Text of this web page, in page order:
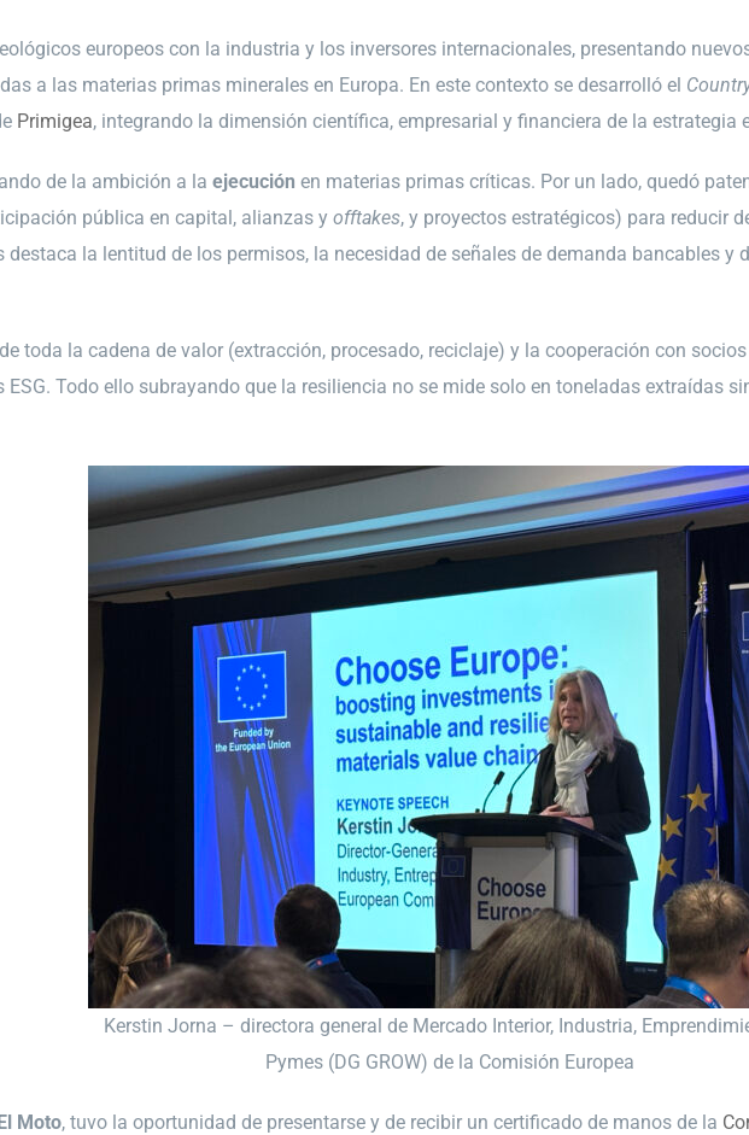
europeos con la industria y los inversores internacionales, presentando
a las materias primas minerales en Europa. En este contexto se desarrolló el
Primigea, integrando la dimensión científica, empresarial y financiera de la estrategia
de la ambición a la ejecución en materias primas críticas. Por un lado, quedó
pública en capital, alianzas y offtakes, y proyectos estratégicos) para reducir
la lentitud de los permisos, la necesidad de señales de demanda bancables y
toda la cadena de valor (extracción, procesado, reciclaje) y la cooperación con
Todo ello subrayando que la resiliencia no se mide solo en toneladas extraídas
Kerstin Jorna – directora general de Mercado Interior, Industria,
Pymes (DG GROW) de la Comisión Europea
Moto, tuvo la oportunidad de presentarse y de recibir un certificado de manos de la